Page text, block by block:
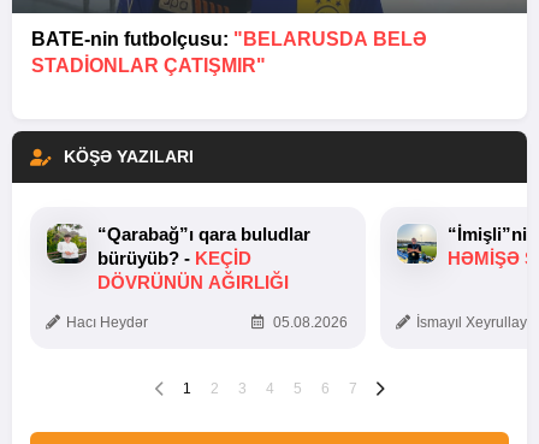
BATE-nin futbolçusu: "BELARUSDA BELƏ
STADIONLAR ÇATIŞMIR"
KÖŞƏ YAZILARI
“Qarabağ”ı qara buludlar
bürüyüb? - KEÇID
DÖVRÜNÜN AĞIRLIĞI
Hacı Heydər 05.08.2026
HƏMIŞƏ
İsmayıl
1 2 3 4 5 6 7